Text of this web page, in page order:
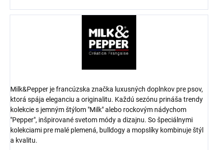
Milk&Pepper je francúzska značka luxusných doplnkov pre psov,
ktorá spája eleganciu a originalitu. Každú sezónu prináša trendy
kolekcie s jemným štýlom "Milk" alebo rockovým nádychom
"Pepper", inšpirované svetom módy a dizajnu. So špeciálnymi
kolekciami pre malé plemená, bulldogy a mopslíky kombinuje štýl
a kvalitu.